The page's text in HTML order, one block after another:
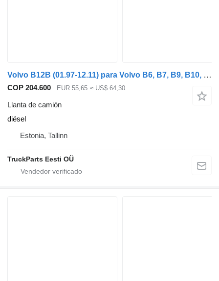
Volvo B12B (01.97-12.11) para Volvo B6, B7, B9, B10, B12 bus (1978-2011)
COP 204.600 EUR 55,65 ≈ US$ 64,30
Llanta de camión
diésel
Estonia, Tallinn
TruckParts Eesti OÜ